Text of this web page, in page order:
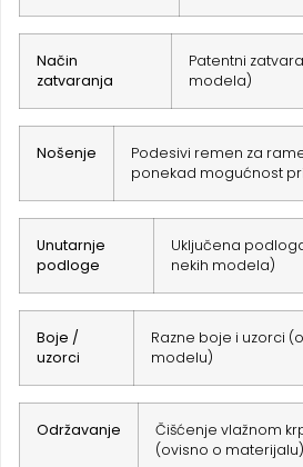
Način
zatvaranja
Patentni
modela)
Nošenje
Podesivi remen za
ponekad mogućnost
Unutarnje
podloge
Uključena
nekih modela)
Boje /
uzorci
Razne boje i uzorci
modelu)
Održavanje
Čišćenje vlažnom
(ovisno o materijalu)